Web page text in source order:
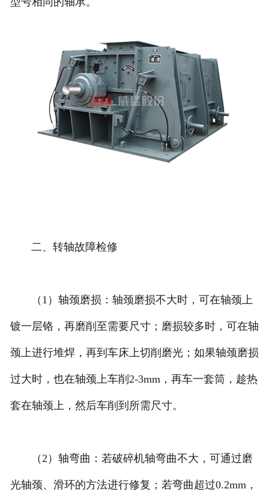
二、转轴故障检修
（1）轴颈磨损：轴颈磨损不大时，可在轴颈上
镀一层铬，再磨削至需要尺寸；磨损较多时，可在轴
颈上进行堆焊，再到车床上切削磨光；如果轴颈磨损
过大时，也在轴颈上车削2-3mm，再车一套筒，趁热
套在轴颈上，然后车削到所需尺寸。
（2）轴弯曲：若破碎机轴弯曲不大，可通过磨
光轴颈、滑环的方法进行修复；若弯曲超过0.2mm，